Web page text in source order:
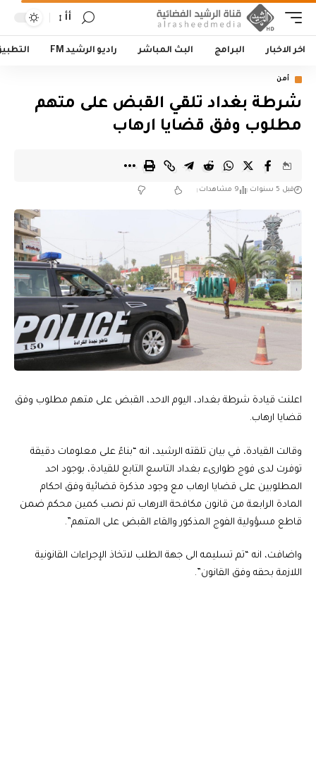
أأ
اخر الاخبار البرامج البث المباشر راديو الرشيد FM
أمن
شرطة بغداد تلقي القبض على متهم
مطلوب وفق قضايا ارهاب
قبل 5 سنوات 9 مشاهدات
اعلنت قيادة شرطة بغداد، اليوم الاحد، القبض على متهم مطلوب وفق
قضايا ارهاب.
وقالت القيادة، في بيان تلقته الرشيد، انه “بناءً على معلومات دقيقة
توفرت لدى فوج طوارىء بغداد التاسع التابع للقيادة، بوجود احد
المطلوبين على قضايا ارهاب مع وجود مذكرة قضائية وفق احكام
المادة الرابعة من قانون مكافحة الارهاب تم نصب كمين محكم ضمن
قاطع مسؤولية الفوج المذكور والقاء القبض على المتهم”.
واضافت، انه “تم تسليمه الى جهة الطلب لاتخاذ الإجراءات القانونية
اللازمة بحقه وفق القانون”.